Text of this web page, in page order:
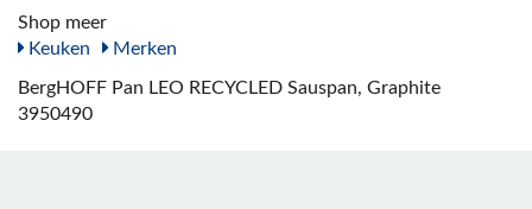
Shop meer
Keuken
Merken
BergHOFF Pan LEO RECYCLED Sauspan, Graphite
3950490